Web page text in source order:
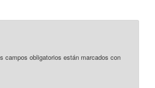
campos obligatorios están marcados con